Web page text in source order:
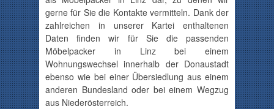
gerne für Sie die Kontakte vermitteln. Dank der
zahlreichen in unserer Kartei enthaltenen
Daten finden wir für Sie die passenden
Möbelpacker in Linz bei einem
Wohnungswechsel innerhalb der Donaustadt
ebenso wie bei einer Übersiedlung aus einem
anderen Bundesland oder bei einem Wegzug
aus Niederösterreich.